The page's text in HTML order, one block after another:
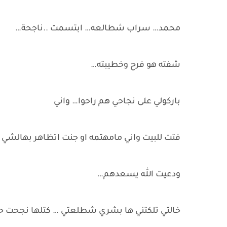
محمد… سراب شطالعه… ابتسمت ..ناجحة…
شفته هو فرح وخطيبته…
باركولي على نجاحي هم راحوا… واني
فتت للبيت واني مامهتمه او جنت اتظاهر بهالشي
ودعيت الله يسعدهم…
خالتي تلكتني ها بشري شطلعتي … كتلها نجحت